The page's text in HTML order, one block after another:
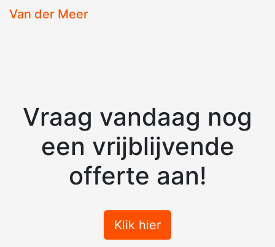
Van der Meer
Vraag vandaag nog
een vrijblijvende
offerte aan!
Klik hier